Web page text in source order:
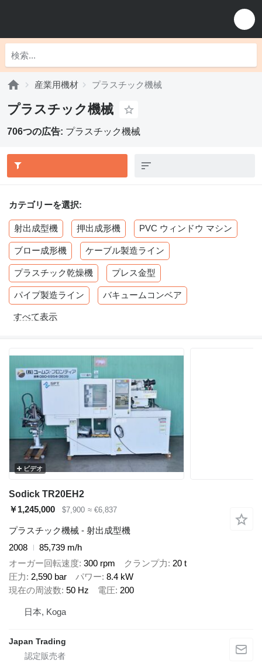
産業用機材 プラスチック機械
プラスチック機械
706つの広告: プラスチック機械
カテゴリーを選択:
射出成型機 押出成形機 PVC ウィンドウ マシン
ブロー成形機 ケーブル製造ライン
プラスチック乾燥機 プレス金型
パイプ製造ライン バキュームコンベア
すべて表示
ビデオ
Sodick TR20EH2
￥1,245,000
$7,900 ≈ €6,837
プラスチック機械 - 射出成型機
2008
85,739 m/h
オーガー回転速度 300 rpm クランプ力
20 t
圧力
2,590 bar パワー 8.4 kW
現在の周波数 50 Hz 電圧 200
日本, Koga
Japan Trading